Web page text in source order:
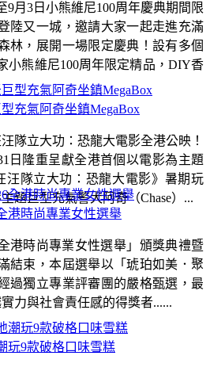
充氣阿奇坐鎮MegaBox
隊立大功：恐龍大電影全港公映！
日隆重呈獻全港首個以電影為主題
汪隊立大功：恐龍大電影》暑期玩
題巨型充氣警犬阿奇（Chase）...
玩9款破格口味雪糕
9月3日小熊維尼100周年慶典期間限
陸又一城，邀請大家一起走進充滿
林，展開一場限定慶典！設有多個
小熊維尼100周年限定精品，DIY香
港時尚專業女性選舉
港時尚專業女性選舉」頒獎典禮暨
結束，本屆選舉以「琥珀如美．聚
過獨立專業評審團的嚴格甄選，最
力與社會責任感的得獎者......